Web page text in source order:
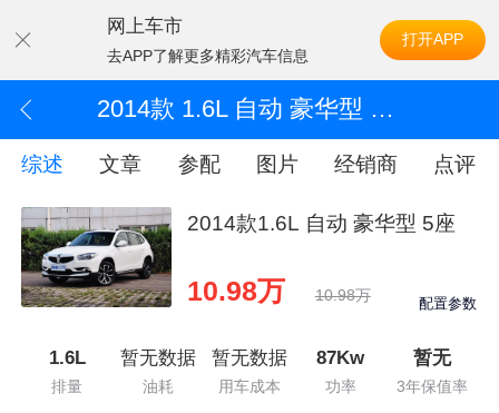
网上车市
去APP了解更多精彩汽车信息
打开APP
2014款 1.6L 自动 豪华型 5座
综述 文章 参配 图片 经销商 点评
2014款1.6L 自动 豪华型 5座
10.98万 10.98万 配置参数
1.6L
排量
暂无数据
油耗
暂无数据
用车成本
87Kw
功率
暂无
3年保值率